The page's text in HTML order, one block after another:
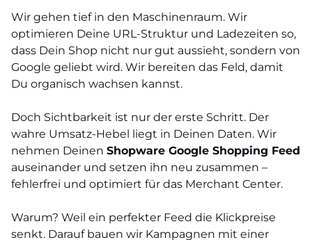
Wir gehen tief in den Maschinenraum. Wir
optimieren Deine URL-Struktur und Ladezeiten so,
dass Dein Shop nicht nur gut aussieht, sondern von
Google geliebt wird. Wir bereiten das Feld, damit
Du organisch wachsen kannst.
Doch Sichtbarkeit ist nur der erste Schritt. Der
wahre Umsatz-Hebel liegt in Deinen Daten. Wir
nehmen Deinen Shopware Google Shopping Feed
auseinander und setzen ihn neu zusammen –
fehlerfrei und optimiert für das Merchant Center.
Warum? Weil ein perfekter Feed die Klickpreise
senkt. Darauf bauen wir Kampagnen mit einer